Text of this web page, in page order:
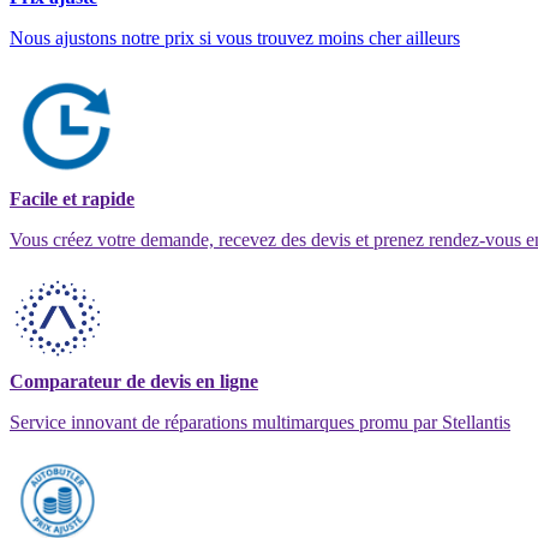
Nous ajustons notre prix si vous trouvez moins cher ailleurs
Facile et rapide
Vous créez votre demande, recevez des devis et prenez rendez-vous
Comparateur de devis en ligne
Service innovant de réparations multimarques promu par Stellantis